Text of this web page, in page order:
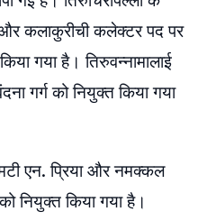
कलाकुरीची कलेक्टर पद पर
गया है। तिरुवन्नामालाई
गर्ग को नियुक्त किया गया
एन. प्रिया और नमक्कल
नियुक्त किया गया है।